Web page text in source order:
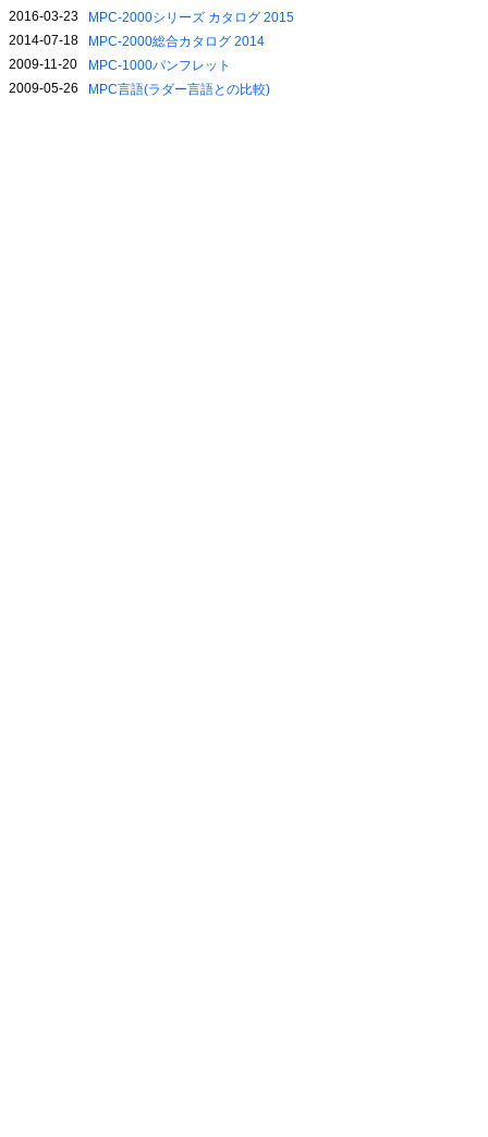
2016-03-23
MPC-2000シリーズ カタログ 2015
2014-07-18
MPC-2000総合カタログ 2014
2009-11-20
MPC-1000パンフレット
2009-05-26
MPC言語(ラダー言語との比較)